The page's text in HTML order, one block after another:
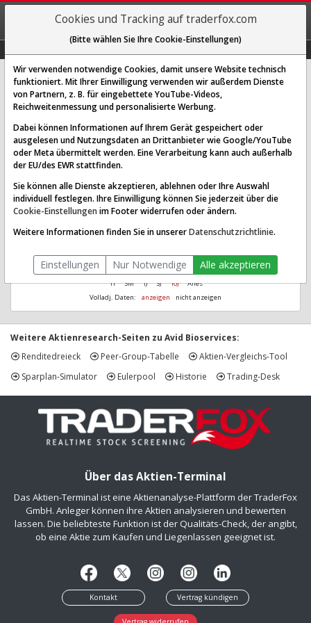
REGIS-
TRIEREN
Avid Bioservices Inc.
[CDMO | WKN A2JBKV | ISIN US05368M1062]
Aus 1.000
wurden seit 1995
190,32
Ø Performance
letzte 8 Jahre
20,13 %
1T 3M 1J 3J 10J
Alles
Volladj. Daten:
anzeigen nicht anzeigen
Weitere Aktienresearch-Seiten zu Avid Bioservices:
Renditedreieck
Peer-Group-Tabelle
Aktien-Vergleichs-Tool
Sparplan-Simulator
Eulerpool Historie Trading-Desk
Über das Aktien-Terminal
Das Aktien-Terminal ist eine Aktienanalyse-Plattform der TraderFox
GmbH. Anleger können ihre Aktien analysieren und bewerten
lassen. Die beliebteste Funktion ist der Qualitäts-Check, der angibt,
ob eine Aktie zum Kaufen und Liegenlassen geeignet ist.
Kontakt Vertrag kündigen
Cookies und Tracking auf traderfox.com
(Bitte wählen Sie Ihre Cookie-Einstellungen)
Wir verwenden notwendige Cookies, damit unsere Website technisch
funktioniert. Mit Ihrer Einwilligung verwenden wir außerdem Dienste
von Partnern, z. B. für eingebettete YouTube-Videos,
Reichweitenmessung und personalisierte Werbung.
Dabei können Informationen auf Ihrem Gerät gespeichert oder
ausgelesen und Nutzungsdaten an Drittanbieter wie Google/YouTube
oder Meta übermittelt werden. Eine Verarbeitung kann auch außerhalb
der EU/des EWR stattfinden.
Sie können alle Dienste akzeptieren, ablehnen oder Ihre Auswahl
individuell festlegen. Ihre Einwilligung können Sie jederzeit über die
Cookie-Einstellungen im Footer widerrufen oder ändern.
Weitere Informationen finden Sie in unsererDatenschutzrichtlinie.
Einstellungen Nur Notwendige Alle akzeptieren